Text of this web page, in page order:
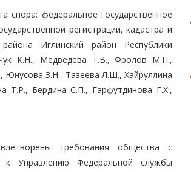
спора: федеральное государственное
регистрации, кадастра и
Иглинский район Республики
К.Н., Медведева Т.В., Фролов М.П.,
З.Н., Тазеева Л.Ш., Хайруллина
Т.Р., Бердина С.П., Гарфутдинова Г.Х.,
требования общества с
к Управлению Федеральной службы